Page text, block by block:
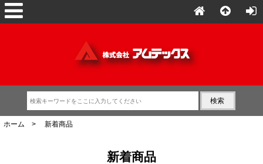
ホーム > 新着商品
新着商品